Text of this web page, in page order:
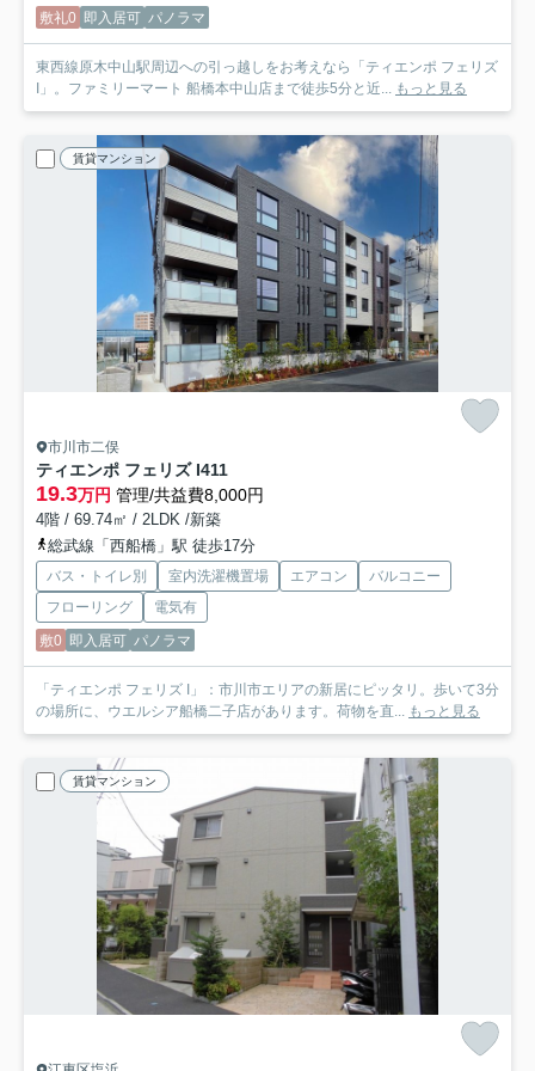
敷礼0 即入居可 パノラマ
東西線原木中山駅周辺への引っ越しをお考えなら「ティエンポ フェリズ
I」。ファミリーマート 船橋本中山店まで徒歩5分と近...
もっと見る
賃貸マンション
市川市二俣
ティエンポ フェリズ I411
19.3万円 管理/共益費8,000円
4階 / 69.74㎡ / 2LDK /新築
総武線「西船橋」駅 徒歩17分
バス・トイレ別 室内洗濯機置場 エアコン
バルコニー
フローリング
電気有
敷0 即入居可 パノラマ
「ティエンポ フェリズ I」：市川市エリアの新居にピッタリ。歩いて3分
の場所に、ウエルシア船橋二子店があります。荷物を直...
もっと見る
賃貸マンション